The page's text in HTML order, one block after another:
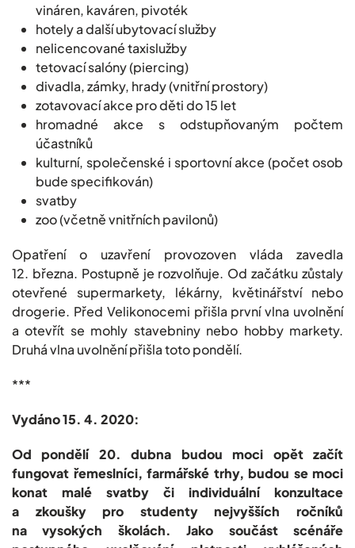
vináren, kaváren, pivoték
hotely a další ubytovací služby
nelicencované taxislužby
tetovací salóny (piercing)
divadla, zámky, hrady (vnitřní prostory)
zotavovací akce pro děti do 15 let
hromadné akce s odstupňovaným počtem
účastníků
kulturní, společenské i sportovní akce (počet osob
bude specifikován)
svatby
zoo (včetně vnitřních pavilonů)
Opatření o uzavření provozoven vláda zavedla
12. března. Postupně je rozvolňuje. Od začátku zůstaly
otevřené supermarkety, lékárny, květinářství nebo
drogerie. Před Velikonocemi přišla první vlna uvolnění
a otevřít se mohly stavebniny nebo hobby markety.
Druhá vlna uvolnění přišla toto pondělí.
***
Vydáno 15. 4. 2020:
Od pondělí 20. dubna budou moci opět začít
fungovat řemeslníci, farmářské trhy, budou se moci
konat malé svatby či individuální konzultace
a zkoušky pro studenty nejvyšších ročníků
na vysokých školách. Jako součást scénáře